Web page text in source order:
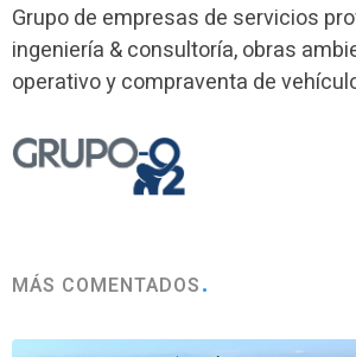
Grupo de empresas de servicios
ingeniería & consultoría, obras
operativo y compraventa de
MÁS COMENTADOS